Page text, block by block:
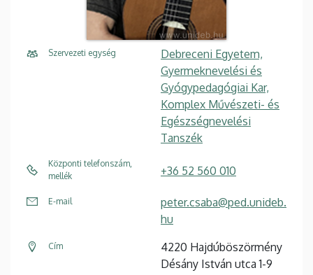
Szervezeti egység
Debreceni Egyetem,
Gyermeknevelési és
Gyógypedagógiai Kar,
Komplex Művészeti- és
Egészségnevelési
Tanszék
Központi telefonszám,
mellék
+36 52 560 010
E-mail
peter.csaba@ped.unideb.
hu
Cím
4220 Hajdúböszörmény
Désány István utca 1-9